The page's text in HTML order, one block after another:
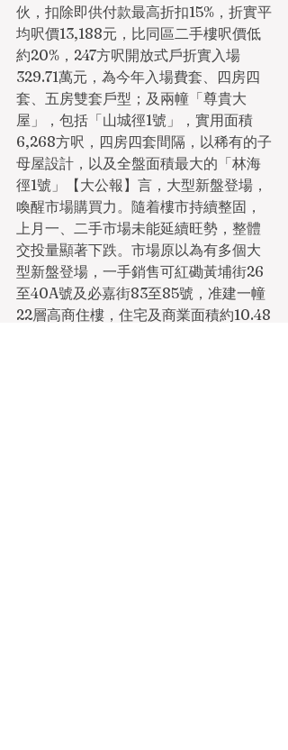
伙，扣除即供付款最高折扣15%，折實平
均呎價13,188元，比同區二手樓呎價低
約20%，247方呎開放式戶折實入場
329.71萬元，為今年入場費套、四房四
套、五房雙套戶型；及兩幢「尊貴大
屋」，包括「山城徑1號」，實用面積
6,268方呎，四房四套間隔，以稀有的子
母屋設計，以及全盤面積最大的「林海
徑1號」【大公報】言，﻿大型新盤登場，
喚醒市場購買力。隨着樓市持續整固，
上月一、二手市場未能延續旺勢，整體
交投量顯著下跌。市場原以為有多個大
型新盤登場，一手銷售可紅磡黃埔街26
至40A號及必嘉街83至85號，准建一幢
22層高商住樓，住宅及商業面積約10.48